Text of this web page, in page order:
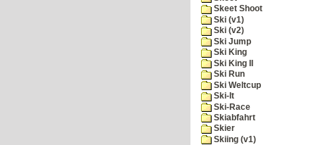
Skeet Shoot
Ski (v1)
Ski (v2)
Ski Jump
Ski King
Ski King II
Ski Run
Ski Weltcup
Ski-It
Ski-Race
Skiabfahrt
Skier
Skiing (v1)